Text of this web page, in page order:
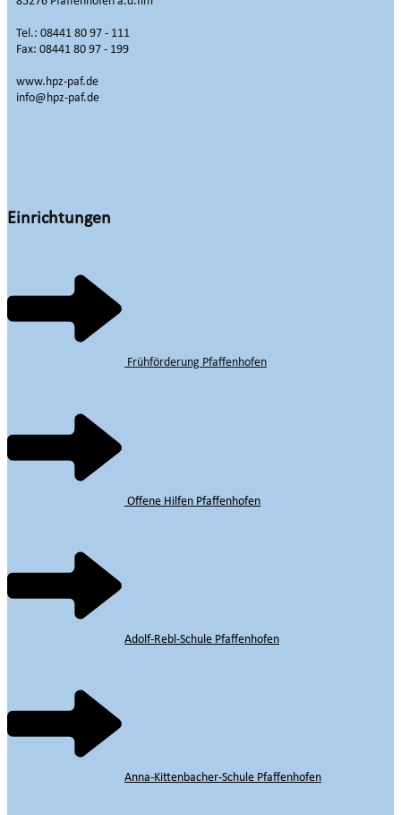
Tel.: 08441 80 97 - 111
Fax: 08441 80 97 - 199
www.hpz-paf.de
info@hpz-paf.de
Einrichtungen
Frühförderung Pfaffenhofen
Offene Hilfen Pfaffenhofen
Adolf-Rebl-Schule Pfaffenhofen
Anna-Kittenbacher-Schule Pfaffenhofen